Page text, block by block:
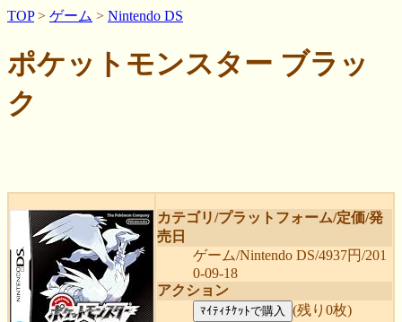
TOP> ゲーム > Nintendo DS
ポケットモンスター ブラッ
ク
カテゴリ/プラットフォーム/定価/発
売日
ゲーム/Nintendo DS/4937円/201
0-09-18
アクション
(残り0枚)